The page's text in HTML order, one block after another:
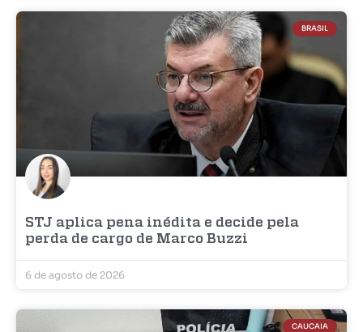
BRASIL
STJ aplica pena inédita e decide pela
perda de cargo de Marco Buzzi
6 de agosto de 2026
CAUCAIA